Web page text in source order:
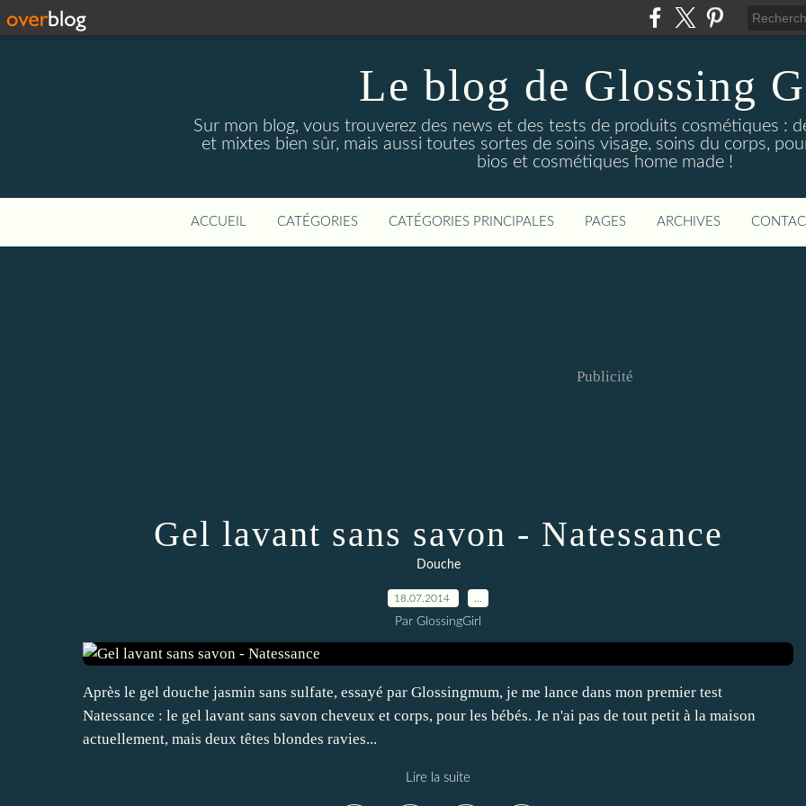
Le blog de Glossing
Sur mon blog, vous trouverez des news et des tests de produits cosmétiques :
et mixtes bien sûr, mais aussi toutes sortes de soins visage, soins du corps,
bios et cosmétiques home made !
ACCUEIL CATÉGORIES CATÉGORIES PRINCIPALES PAGES ARCHIVES
Publicité
Gel lavant sans savon - Natessance
Douche
18.07.2014
Par GlossingGirl
Après le gel douche jasmin sans sulfate, essayé par Glossingmum, je me lance dans mon premier test
Natessance : le gel lavant sans savon cheveux et corps, pour les bébés. Je n'ai pas de tout petit à la maison
actuellement, mais deux têtes blondes ravies...
Lire la suite